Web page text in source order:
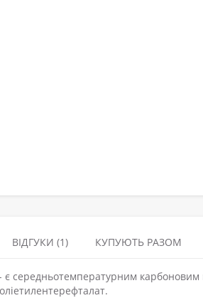
ВІДГУКИ (1) КУПУЮТЬ РАЗОМ
є середньотемпературним